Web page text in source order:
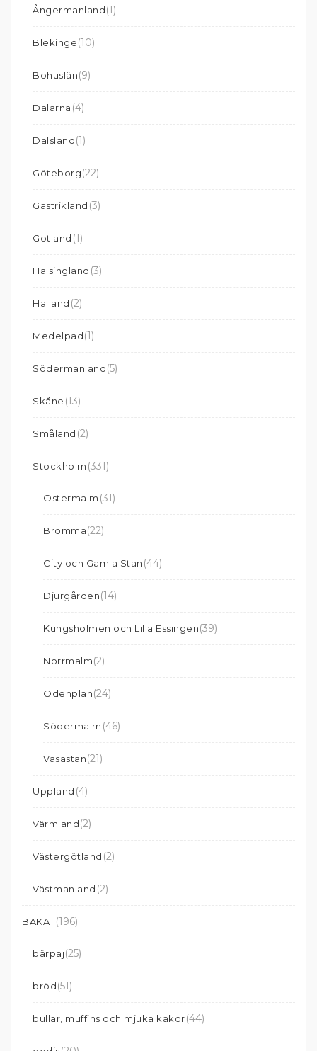
Ångermanland(1)
Blekinge(10)
Bohuslän(9)
Dalarna (4)
Dalsland(1)
Göteborg(22)
Gästrikland (3)
Gotland (1)
Hälsingland (3)
Halland (2)
Medelpad(1)
Södermanland(5)
Skåne (13)
Småland (2)
Stockholm (331)
Östermalm (31)
Bromma(22)
City och Gamla Stan (44)
Djurgården(14)
Kungsholmen och Lilla Essingen(39)
Norrmalm(2)
Odenplan(24)
Södermalm (46)
Vasastan(21)
Uppland (4)
Värmland(2)
Västergötland (2)
Västmanland (2)
BAKAT(196)
bärpaj(25)
bröd(51)
bullar, muffins och mjuka kakor(44)